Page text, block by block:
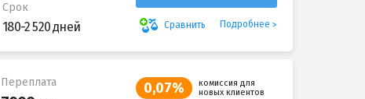
Срок
180-2 520 дней Сравнить Подробнее
Переплата 0,07%
комиссия для
новых клиентов